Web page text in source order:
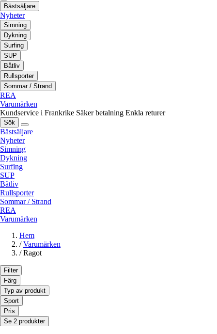
Bästsäljare
Nyheter
Simning
Dykning
Surfing
SUP
Båtliv
Rullsporter
Sommar / Strand
REA
Varumärken
Kundservice i Frankrike Säker betalning Enkla returer
Sök
Bästsäljare
Nyheter
Simning
Dykning
Surfing
SUP
Båtliv
Rullsporter
Sommar / Strand
REA
Varumärken
Hem
/ Varumärken
/ Ragot
Filter
Färg
Typ av produkt
Sport
Pris
Se 2 produkter